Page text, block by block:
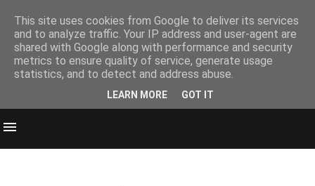
This site uses cookies from Google to deliver its services
and to analyze traffic. Your IP address and user-agent are
shared with Google along with performance and security
metrics to ensure quality of service, generate usage
statistics, and to detect and address abuse.
LEARN MORE GOT IT